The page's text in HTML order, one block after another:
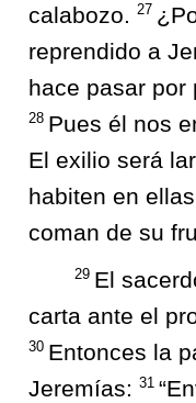
calabozo. 27
reprendido a
hace pasar por
28 Pues él nos
El exilio será
habiten en
coman de su
29 El
carta ante el
30 Entonces la
Jeremías: 31